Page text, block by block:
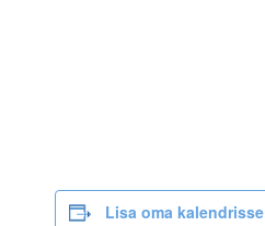
Lisa oma kalendrisse